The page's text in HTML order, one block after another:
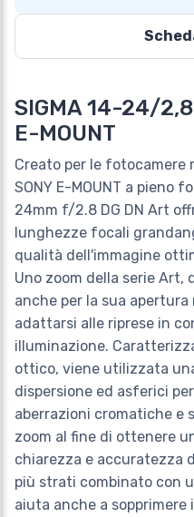
SIGMA 14-24/2,8
E-MOUNT
Creato per le fotocamere
SONY E-MOUNT a pieno
24mm f/2.8 DG DN Art
lunghezze focali
qualità dell'immagine
Uno zoom della serie
anche per la sua
adattarsi alle riprese in
illuminazione.
ottico, viene utilizzata
dispersione ed asferici
aberrazioni cromatiche e
zoom al fine di ottenere
chiarezza e accuratezza
più strati combinato con
aiuta anche a